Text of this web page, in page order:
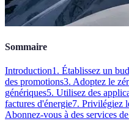
Sommaire
Introduction1. Établissez un
des promotions3. Adoptez le
génériques5. Utilisez des
factures d'énergie7. Privilégiez
Abonnez-vous à des services